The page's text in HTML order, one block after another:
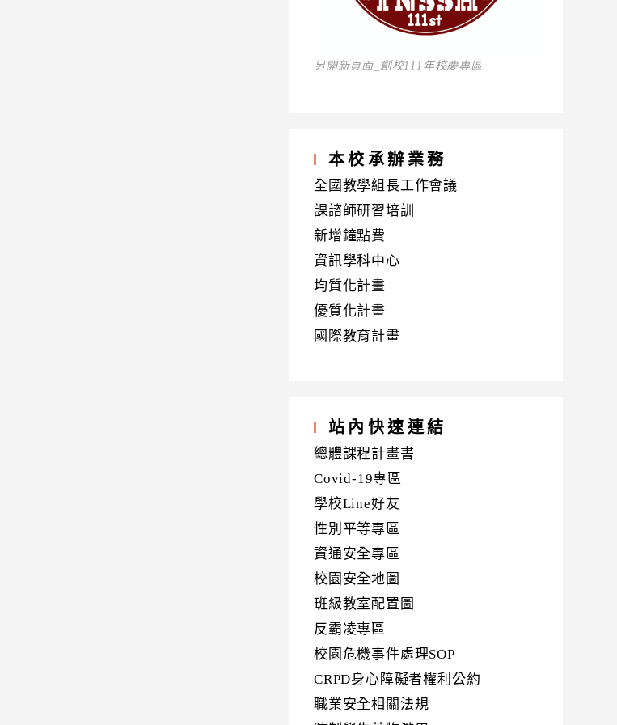
另開新頁面_創校111年校慶專區
本校承辦業務
全國教學組長工作會議
課諮師研習培訓
新增鐘點費
資訊學科中心
均質化計畫
優質化計畫
國際教育計畫
站內快速連結
總體課程計畫書
Covid-19專區
學校Line好友
性別平等專區
資通安全專區
校園安全地圖
班級教室配置圖
反霸凌專區
校園危機事件處理SOP
CRPD身心障礙者權利公約
職業安全相關法規